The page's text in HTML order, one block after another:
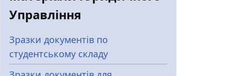
Управління
Зразки документів по
студентському складу